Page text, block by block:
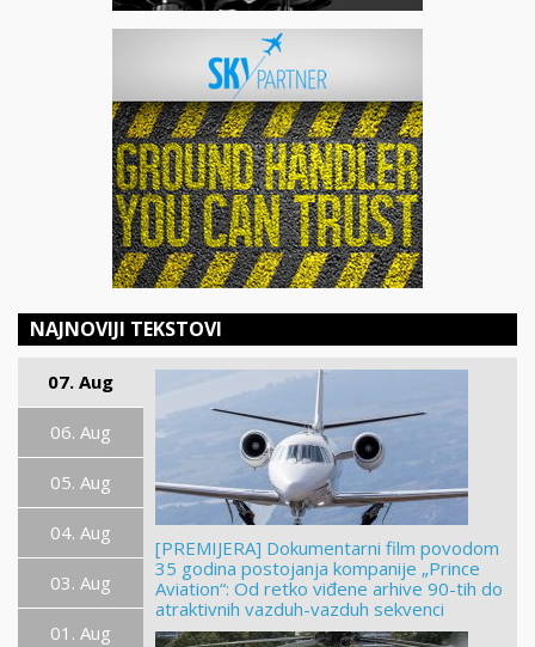
NAJNOVIJI TEKSTOVI
07. Aug
06. Aug
05. Aug
04. Aug
03. Aug
01. Aug
[PREMIJERA] Dokumentarni film povodom
35 godina postojanja kompanije „Prince
Aviation“: Od retko viđene arhive 90-tih do
atraktivnih vazduh-vazduh sekvenci